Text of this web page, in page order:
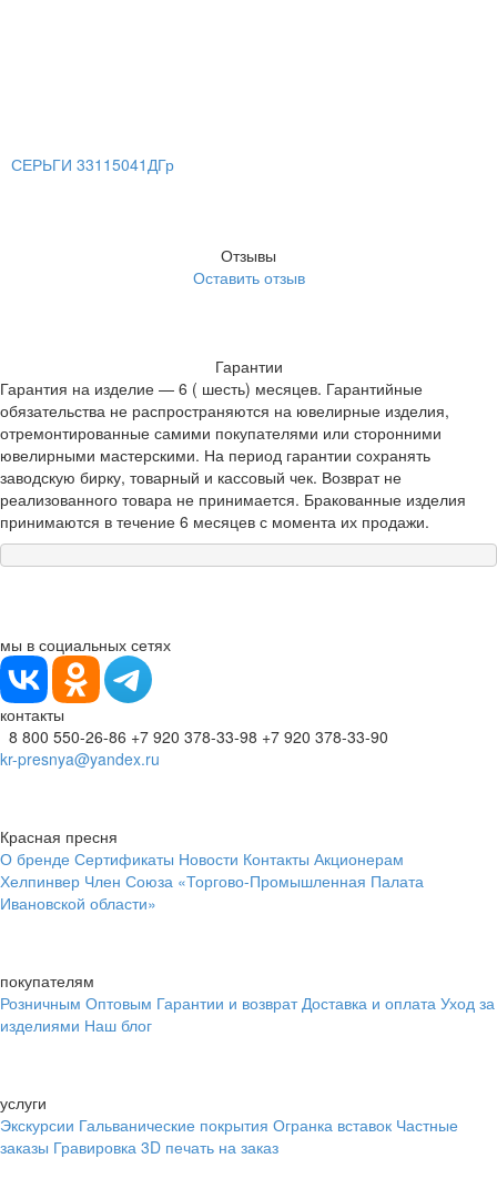
СЕРЬГИ 33115041ДГр
Отзывы
Оставить отзыв
Гарантии
Гарантия на изделие — 6 ( шесть) месяцев. Гарантийные
обязательства не распространяются на ювелирные изделия,
отремонтированные самими покупателями или сторонними
ювелирными мастерскими. На период гарантии сохранять
заводскую бирку, товарный и кассовый чек. Возврат не
реализованного товара не принимается. Бракованные изделия
принимаются в течение 6 месяцев с момента их продажи.
мы в социальных сетях
контакты
8 800 550-26-86 +7 920 378-33-98 +7 920 378-33-90
kr-presnya@yandex.ru
Красная пресня
О бренде Сертификаты Новости Контакты Акционерам
Хелпинвер Член Союза «Торгово-Промышленная Палата
Ивановской области»
покупателям
Розничным Оптовым Гарантии и возврат Доставка и оплата Уход за
изделиями Наш блог
услуги
Экскурсии Гальванические покрытия Огранка вставок Частные
заказы Гравировка 3D печать на заказ